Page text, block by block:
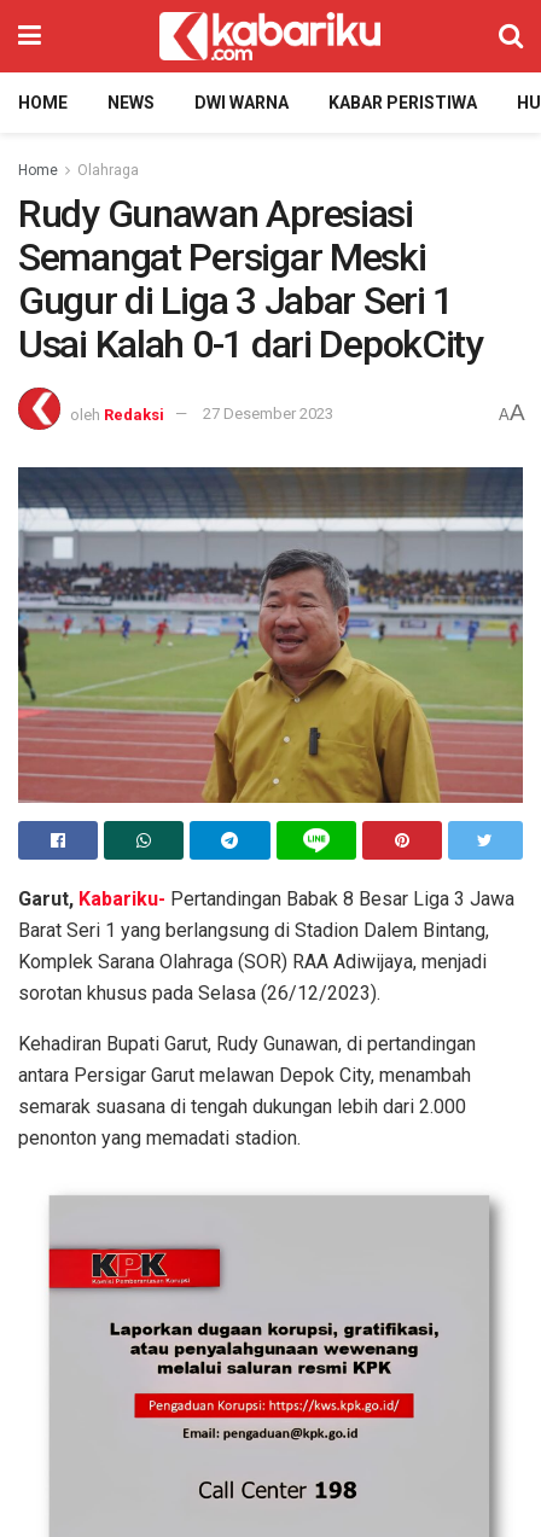
HOME NEWS DWI WARNA KABAR PERISTIWA
Home Olahraga
Rudy Gunawan Apresiasi
Semangat Persigar Meski
Gugur di Liga 3 Jabar Seri 1
Usai Kalah 0-1 dari DepokCity
oleh Redaksi 27 Desember 2023 AA
Garut, Kabariku- Pertandingan Babak 8 Besar Liga 3 Jawa
Barat Seri 1 yang berlangsung di Stadion Dalem Bintang,
Komplek Sarana Olahraga (SOR) RAA Adiwijaya, menjadi
sorotan khusus pada Selasa (26/12/2023).
Kehadiran Bupati Garut, Rudy Gunawan, di pertandingan
antara Persigar Garut melawan Depok City, menambah
semarak suasana di tengah dukungan lebih dari 2.000
penonton yang memadati stadion.